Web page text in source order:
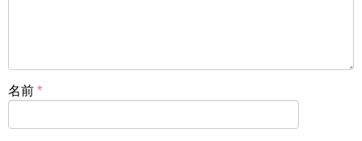
名前 *